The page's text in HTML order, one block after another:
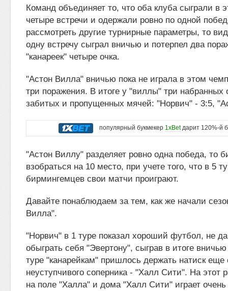
Команд объединяет то, что оба клуба сыграли в
четыре встречи и одержали ровно по одной
рассмотреть другие турнирные параметры, то
одну встречу сыграл вничью и потерпел два
"канареек" четыре очка.
"Астон Вилла" вничью пока не играла в этом
три поражения. В итоге у "виллы" три набранных
забитых и пропущенных мячей: "Норвич" - 3:5,
популярный букмекер 1xBetдарит 120%-й
"Астон Виллу" разделяет ровно одна победа, то
взобраться на 10 место, при учете того, что в 5
бирмингемцев свои матчи проиграют.
Давайте понаблюдаем за тем, как же начали
Вилла".
"Норвич" в 1 туре показал хороший футбол, не
обыграть себя "Эвертону", сыграв в итоге
туре "канарейкам" пришлось держать натиск еще
неуступчивого соперника - "Халл Сити". На этот
на поле "Халла" и дома "Халл Сити" играет очень